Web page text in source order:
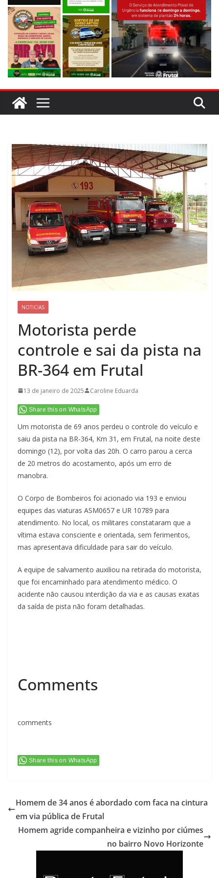
NOTICIAS
Motorista perde
controle e sai da pista na
BR-364 em Frutal
13 de janeiro de 2025 Caroline Eduarda
Share this on WhatsApp
Um motorista de 69 anos perdeu o controle do veículo e
saiu da pista na BR-364, Km 31, em Frutal, na noite deste
domingo (12), por volta das 20h. O carro parou a cerca
de 20 metros do acostamento, após um erro de
manobra.
O Corpo de Bombeiros foi acionado via 193 e enviou
equipes das viaturas ASM0657 e UR 10789 para
atendimento. No local, os militares constataram que a
vítima estava consciente e orientada, sem ferimentos,
mas apresentava dificuldade para sair do veículo.
A equipe de salvamento auxiliou na retirada do motorista,
que foi encaminhado para atendimento médico. O
acidente não causou interdição da via e as causas exatas
da saída de pista não foram detalhadas.
Comments
comments
Share this on WhatsApp
Homem de 34 anos é abordado com faca na cintura
em via pública de Frutal
Homem agride companheira e vizinho por ciúmes
no bairro Novo Horizonte